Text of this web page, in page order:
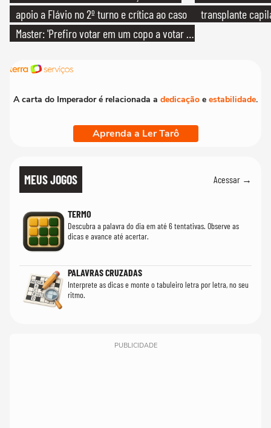
apoio a Flávio no 2º turno e crítica ao caso
Master: 'Prefiro votar em um copo a votar no
transplante
A carta do Imperador é relacionada a dedicação e estabilidade.
Aprenda a Ler Tarô
MEUS JOGOS Acessar →
TERMO
Descubra a palavra do dia em até 6 tentativas. Observe as
dicas e avance até acertar.
PALAVRAS CRUZADAS
Interprete as dicas e monte o tabuleiro letra por letra, no seu
ritmo.
PUBLICIDADE